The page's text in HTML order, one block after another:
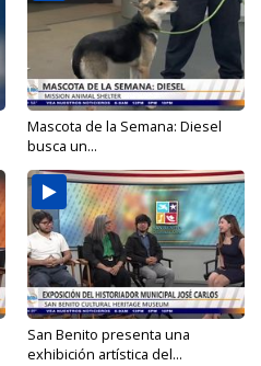
Mascota de la Semana: Diesel
busca un...
San Benito presenta una
exhibición artística del...